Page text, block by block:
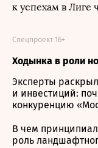
к успехам в Лиге
Ходынка в роли
Спецпроект 16+
Эксперты
и инвестиций:
конкуренцию
В чем
роль